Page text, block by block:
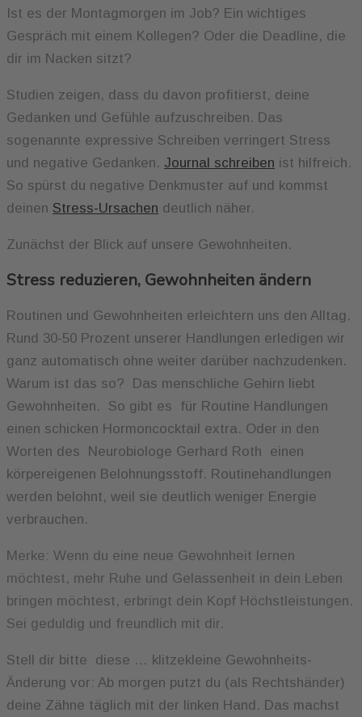
Ist es der Montagmorgen im Job? Ein wichtiges
Gespräch mit einem Kollegen? Oder die Deadline, die
dir im Nacken sitzt?
Studien zeigen, dass du davon profitierst, deine
Gedanken und Gefühle aufzuschreiben. Das
sogenannte expressive Schreiben verringert Stress
und negative Gedanken. Journal schreiben ist hilfreich.
So spürst du negative Denkmuster auf und kommst
deinen Stress-Ursachen deutlich näher.
Zunächst der Blick auf unsere Gewohnheiten.
Stress reduzieren, Gewohnheiten ändern
Routinen und Gewohnheiten erleichtern uns den Alltag.
Rund 30-50 Prozent unserer Handlungen erledigen wir
ganz automatisch ohne weiter darüber nachzudenken.
Warum ist das so? Das menschliche Gehirn liebt
Gewohnheiten. So gibt es für Routine Handlungen
einen schicken Hormoncocktail extra. Oder in den
Worten des Neurobiologe Gerhard Roth einen
körpereigenen Belohnungsstoff. Routinehandlungen
werden belohnt, weil sie deutlich weniger Energie
verbrauchen.
Merke: Wenn du eine neue Gewohnheit lernen
möchtest, mehr Ruhe und Gelassenheit in dein Leben
bringen möchtest, erbringt dein Kopf Höchstleistungen.
Sei geduldig und freundlich mit dir.
Stell dir bitte diese … klitzekleine Gewohnheits-
Änderung vor: Ab morgen putzt du (als Rechtshänder)
deine Zähne täglich mit der linken Hand. Das machst